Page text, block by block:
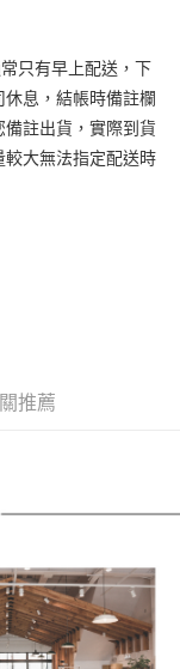
行
業銀行
業銀行
行
行
業銀行
業銀行
用無須另外申請。
跳轉到大哥付的交易
日，確認付款後即完
過，訂單將自動取
分期系統評分，恕無
結算日後寄送繳費提
大直營門市／銀行轉
「AFTEE先享後付」
帳。
只有早上配送，下
息，結帳時備註欄
註出貨，實際到貨
較大無法指定配送時
推薦